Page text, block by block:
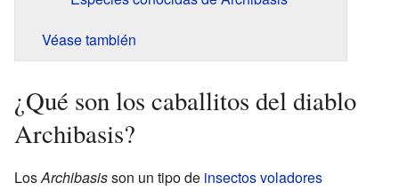
Véase también
¿Qué son los caballitos del diablo
Archibasis?
LosArchibasisson un tipo de insectos voladores